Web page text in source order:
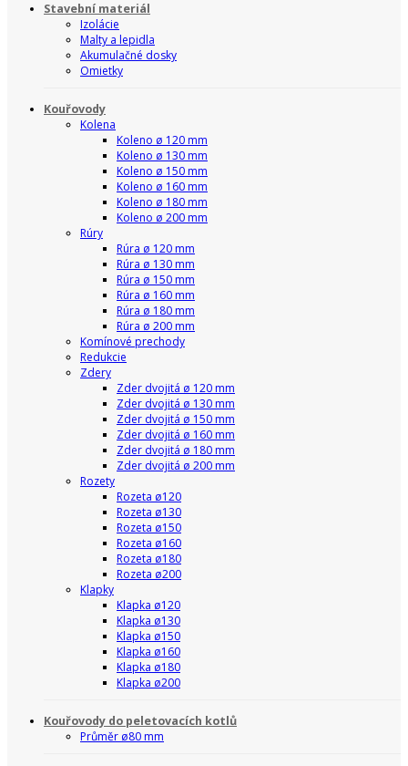
Stavební materiál
Izolácie
Malty a lepidla
Akumulačné dosky
Omietky
Kouřovody
Kolena
Koleno ø 120 mm
Koleno ø 130 mm
Koleno ø 150 mm
Koleno ø 160 mm
Koleno ø 180 mm
Koleno ø 200 mm
Rúry
Rúra ø 120 mm
Rúra ø 130 mm
Rúra ø 150 mm
Rúra ø 160 mm
Rúra ø 180 mm
Rúra ø 200 mm
Komínové prechody
Redukcie
Zdery
Zder dvojitá ø 120 mm
Zder dvojitá ø 130 mm
Zder dvojitá ø 150 mm
Zder dvojitá ø 160 mm
Zder dvojitá ø 180 mm
Zder dvojitá ø 200 mm
Rozety
Rozeta ø120
Rozeta ø130
Rozeta ø150
Rozeta ø160
Rozeta ø180
Rozeta ø200
Klapky
Klapka ø120
Klapka ø130
Klapka ø150
Klapka ø160
Klapka ø180
Klapka ø200
Kouřovody do peletovacích kotlů
Průměr ø80 mm